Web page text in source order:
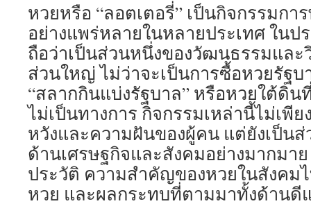
หวยหรือ “ลอตเตอรี่” เป็นกิจกรรมก
อย่างแพร่หลายในหลายประเทศ ในป
ถือว่าเป็นส่วนหนึ่งของวัฒนธรรมแล
ส่วนใหญ่ ไม่ว่าจะเป็นการซื้อหวยรัฐ
“สลากกินแบ่งรัฐบาล” หรือหวยใต้ดิน
ไม่เป็นทางการ กิจกรรมเหล่านี้ไม่เพี
หวังและความฝันของผู้คน แต่ยังเป็น
ด้านเศรษฐกิจและสังคมอย่างมากมา
ประวัติ ความสำคัญของหวยในสังคม
หวย และผลกระทบที่ตามมาทั้งด้านดี